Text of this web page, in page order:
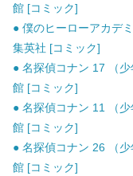
館 [コミック]
● 僕のヒーローアカデ
集英社 [コミック]
● 名探偵コナン 17 （
館 [コミック]
● 名探偵コナン 11 （
館 [コミック]
● 名探偵コナン 26 （
館 [コミック]